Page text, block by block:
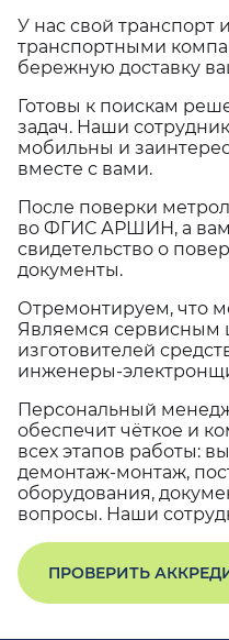
У нас свой
транспортными
бережную доставку
Готовы к поискам
задач. Наши
мобильны и
вместе с вами.
После поверки
во ФГИС АРШИН, а вам
свидетельство о
документы.
Отремонтируем, что
Являемся сервисным
изготовителей
инженеры-
Персональный
обеспечит чёткое и
всех этапов работы:
демонтаж-монтаж,
оборудования,
вопросы. Наши
ПРОВЕРИТЬ